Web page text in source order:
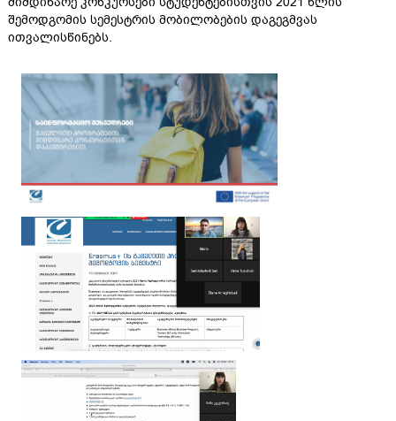
შემოდგომის სემესტრის მობილობების დაგეგმვას
ითვალისწინებს.